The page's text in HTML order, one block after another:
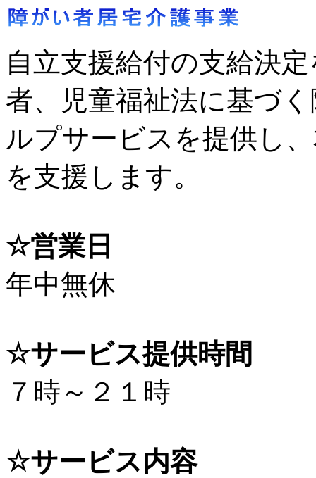
自立支援給付の支給決
者、児童福祉法に基づ
ルプサービスを提供し
を支援します。
☆営業日
年中無休
☆サービス提供時間
７時～２１時
☆サービス内容